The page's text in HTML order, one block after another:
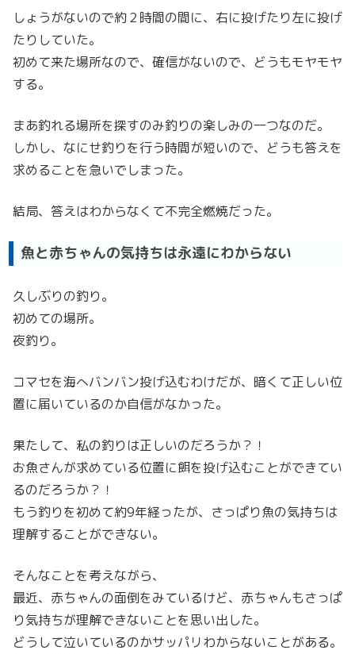
しょうがないので約２時間の間に、右に投げたり左に投げ
たりしていた。
初めて来た場所なので、確信がないので、どうもモヤモヤ
する。
まあ釣れる場所を探すのみ釣りの楽しみの一つなのだ。
しかし、なにせ釣りを行う時間が短いので、どうも答えを
求めることを急いでしまった。
結局、答えはわからなくて不完全燃焼だった。
魚と赤ちゃんの気持ちは永遠にわからない
久しぶりの釣り。
初めての場所。
夜釣り。
コマセを海へバンバン投げ込むわけだが、暗くて正しい位
置に届いているのか自信がなかった。
果たして、私の釣りは正しいのだろうか？！
お魚さんが求めている位置に餌を投げ込むことができてい
るのだろうか？！
もう釣りを初めて約9年経ったが、さっぱり魚の気持ちは
理解することができない。
そんなことを考えながら、
最近、赤ちゃんの面倒をみているけど、赤ちゃんもさっぱ
り気持ちが理解できないことを思い出した。
どうして泣いているのかサッパリわからないことがある。